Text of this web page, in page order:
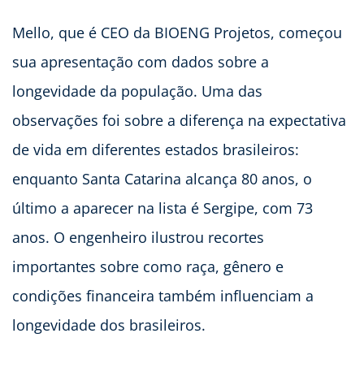
Mello, que é CEO da BIOENG Projetos, começou
sua apresentação com dados sobre a
longevidade da população. Uma das
observações foi sobre a diferença na expectativa
de vida em diferentes estados brasileiros:
enquanto Santa Catarina alcança 80 anos, o
último a aparecer na lista é Sergipe, com 73
anos. O engenheiro ilustrou recortes
importantes sobre como raça, gênero e
condições financeira também influenciam a
longevidade dos brasileiros.